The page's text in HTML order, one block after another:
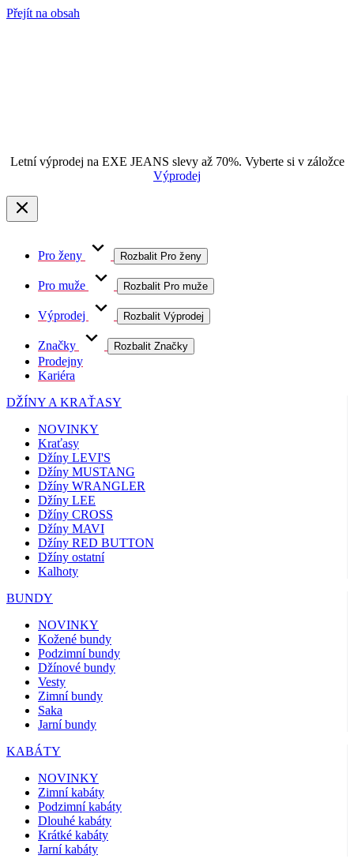
Přejít na obsah
Letní výprodej na EXE JEANS slevy až 70%. Vyberte si v záložce
Výprodej
Pro ženy Rozbalit Pro ženy
Pro muže Rozbalit Pro muže
Výprodej Rozbalit Výprodej
Značky Rozbalit Značky
Prodejny
Kariéra
DŽÍNY A KRAŤASY
NOVINKY
Kraťasy
Džíny LEVI'S
Džíny MUSTANG
Džíny WRANGLER
Džíny LEE
Džíny CROSS
Džíny MAVI
Džíny RED BUTTON
Džíny ostatní
Kalhoty
BUNDY
NOVINKY
Kožené bundy
Podzimní bundy
Džínové bundy
Vesty
Zimní bundy
Saka
Jarní bundy
KABÁTY
NOVINKY
Zimní kabáty
Podzimní kabáty
Dlouhé kabáty
Krátké kabáty
Jarní kabáty